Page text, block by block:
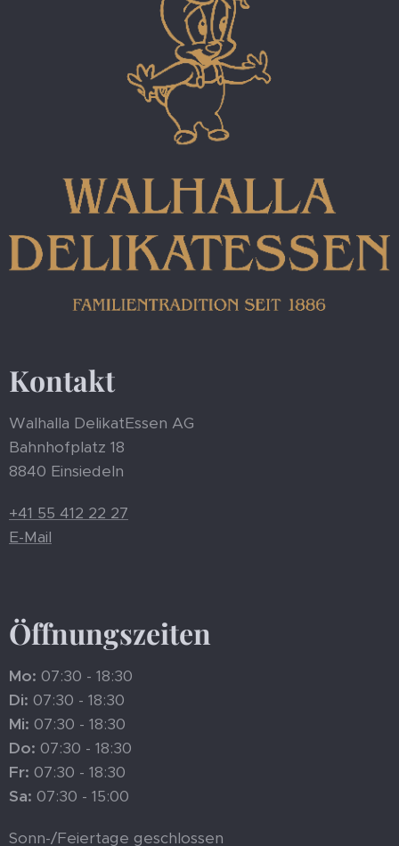
Kontakt
Walhalla DelikatEssen AG
Bahnhofplatz 18
8840 Einsiedeln
+41 55 412 22 27
E-Mail
Öffnungszeiten
Mo: 07:30 - 18:30
Di: 07:30 - 18:30
Mi: 07:30 - 18:30
Do: 07:30 - 18:30
Fr: 07:30 - 18:30
Sa: 07:30 - 15:00
Sonn-/Feiertage geschlossen